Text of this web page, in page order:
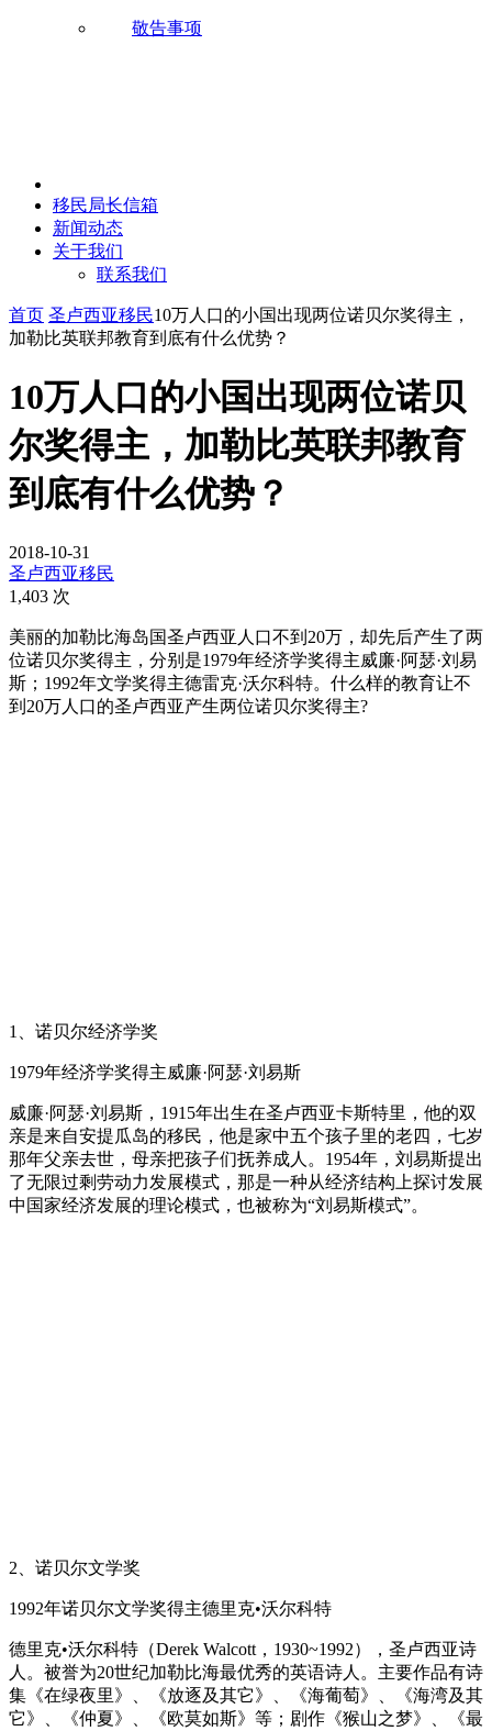
敬告事项
移民局长信箱
新闻动态
关于我们
联系我们
首页 圣卢西亚移民10万人口的小国出现两位诺贝尔奖得主，
加勒比英联邦教育到底有什么优势？
10万人口的小国出现两位诺贝
尔奖得主，加勒比英联邦教育
到底有什么优势？
2018-10-31
圣卢西亚移民
1,403 次
美丽的加勒比海岛国圣卢西亚人口不到20万，却先后产生了两
位诺贝尔奖得主，分别是1979年经济学奖得主威廉·阿瑟·刘易
斯；1992年文学奖得主德雷克·沃尔科特。什么样的教育让不
到20万人口的圣卢西亚产生两位诺贝尔奖得主?
1、诺贝尔经济学奖
1979年经济学奖得主威廉·阿瑟·刘易斯
威廉·阿瑟·刘易斯，1915年出生在圣卢西亚卡斯特里，他的双
亲是来自安提瓜岛的移民，他是家中五个孩子里的老四，七岁
那年父亲去世，母亲把孩子们抚养成人。1954年，刘易斯提出
了无限过剩劳动力发展模式，那是一种从经济结构上探讨发展
中国家经济发展的理论模式，也被称为“刘易斯模式”。
2、诺贝尔文学奖
1992年诺贝尔文学奖得主德里克•沃尔科特
德里克•沃尔科特（Derek Walcott，1930~1992），圣卢西亚诗
人。被誉为20世纪加勒比海最优秀的英语诗人。主要作品有诗
集《在绿夜里》、《放逐及其它》、《海葡萄》、《海湾及其
它》、《仲夏》、《欧莫如斯》等；剧作《猴山之梦》、《最